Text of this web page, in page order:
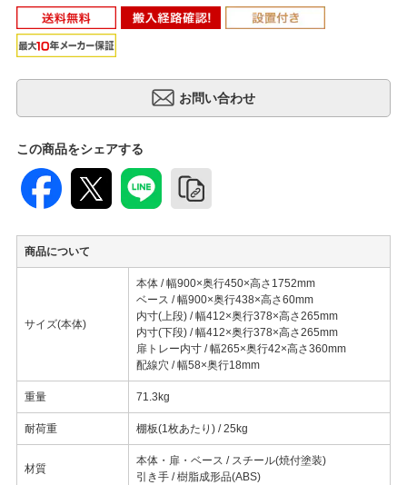
この商品をシェアする
商品について
サイズ(本体)
本体 / 幅900×奥行450×高さ1752mm
ベース / 幅900×奥行438×高さ60mm
内寸(上段) / 幅412×奥行378×高さ265mm
内寸(下段) / 幅412×奥行378×高さ265mm
扉トレー内寸 / 幅265×奥行42×高さ360mm
配線穴 / 幅58×奥行18mm
重量 71.3kg
耐荷重 棚板(1枚あたり) / 25kg
材質
本体・扉・ベース / スチール(焼付塗装)
引き手 / 樹脂成形品(ABS)